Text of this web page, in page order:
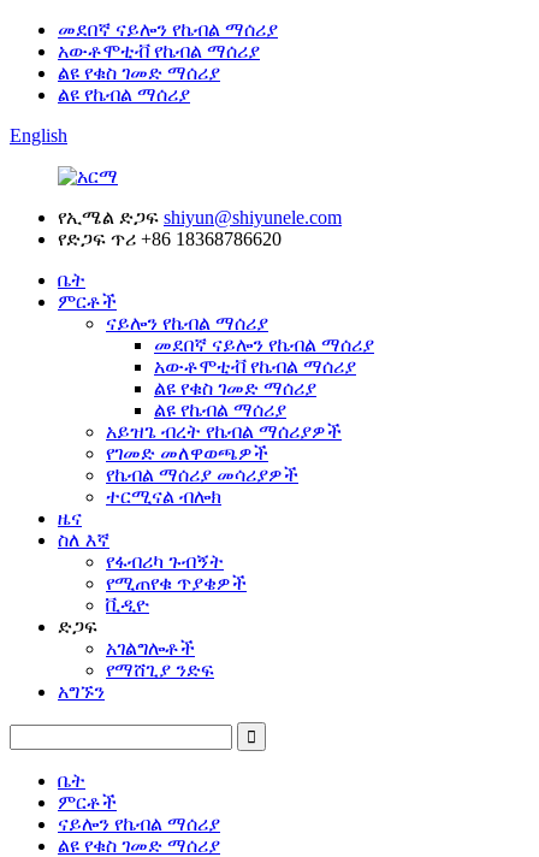
መደበኛ ናይሎን የኬብል ማሰሪያ
አውቶሞቲቭ የኬብል ማሰሪያ
ልዩ የቁስ ገመድ ማሰሪያ
ልዩ የኬብል ማሰሪያ
English
የኢሜል ድጋፍ shiyun@shiyunele.com
የድጋፍ ጥሪ +86 18368786620
ቤት
ምርቶች
ናይሎን የኬብል ማሰሪያ
መደበኛ ናይሎን የኬብል ማሰሪያ
አውቶሞቲቭ የኬብል ማሰሪያ
ልዩ የቁስ ገመድ ማሰሪያ
ልዩ የኬብል ማሰሪያ
አይዝጌ ብረት የኬብል ማሰሪያዎች
የገመድ መለዋወጫዎች
የኬብል ማሰሪያ መሳሪያዎች
ተርሚናል ብሎክ
ዜና
ስለ እኛ
የፋብሪካ ጉብኝት
የሚጠየቁ ጥያቄዎች
ቪዲዮ
ድጋፍ
አገልግሎቶች
የማሸጊያ ንድፍ
አግኙን
ቤት
ምርቶች
ናይሎን የኬብል ማሰሪያ
ልዩ የቁስ ገመድ ማሰሪያ